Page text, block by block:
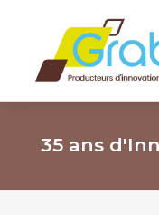
35 ans